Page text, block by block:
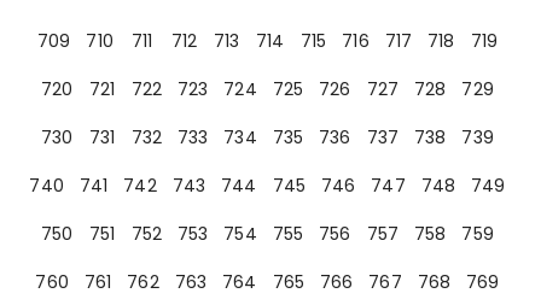
709
710 711 712 713 714 715 716 717 718
719
720
721 722 723 724 725 726 727 728
729
730
731 732 733 734 735 736 737 738
739
740
741 742 743 744 745 746 747 748
749
750
751 752 753 754 755 756 757 758
759
760
761 762 763 764 765 766 767 768
769